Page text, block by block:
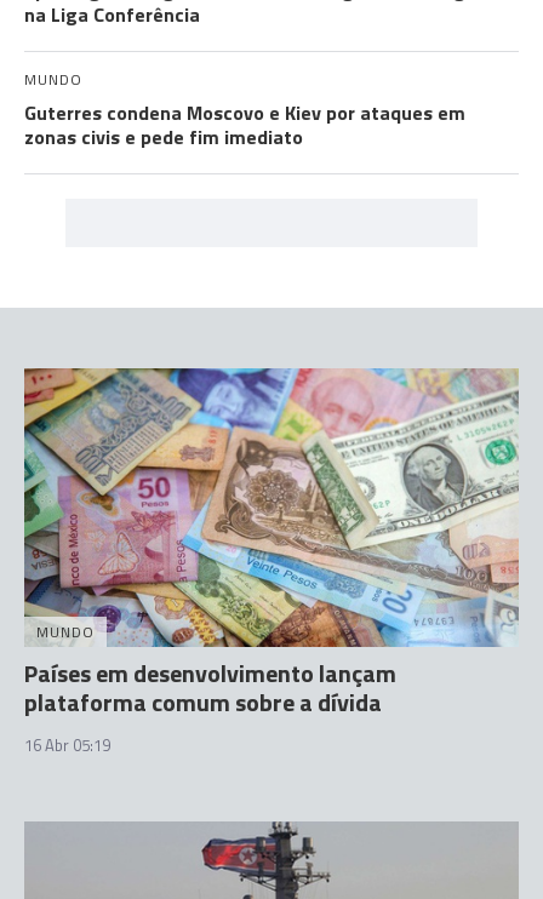
na Liga Conferência
MUNDO
Guterres condena Moscovo e Kiev por ataques em
zonas civis e pede fim imediato
MUNDO
Países em desenvolvimento lançam
plataforma comum sobre a dívida
16 Abr 05:19